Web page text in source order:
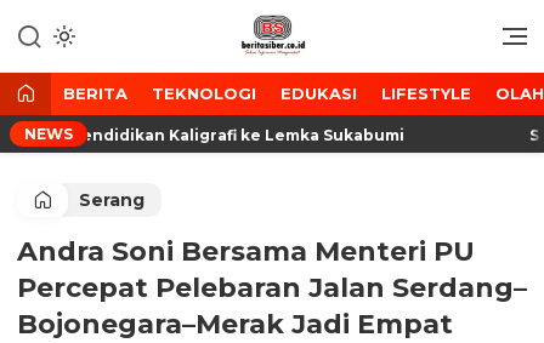
ke
konten
BeritaSiber.co.id
Media Tanggap Dan Akurat
BERITA TEKNOLOGI EDUKASI LIFESTYLE
NEWS
Pendidikan Kaligrafi ke Lemka Sukabumi
Serang
Andra Soni Bersama Menteri PU
Percepat Pelebaran Jalan Serdang–
Bojonegara–Merak Jadi Empat